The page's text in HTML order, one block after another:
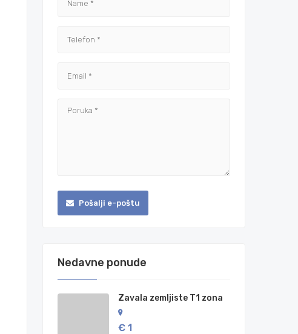
Pošalji e-poštu
Nedavne ponude
Zavala zemljiste T1 zona
€ 1